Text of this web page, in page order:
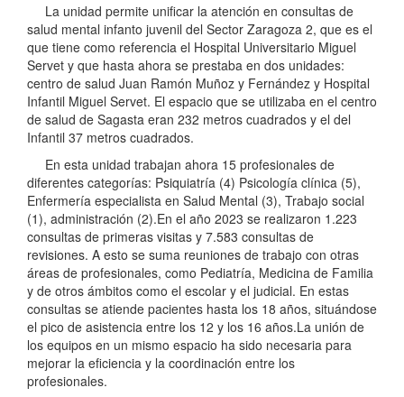
La unidad permite unificar la atención en consultas de
salud mental infanto juvenil del Sector Zaragoza 2, que es el
que tiene como referencia el Hospital Universitario Miguel
Servet y que hasta ahora se prestaba en dos unidades:
centro de salud Juan Ramón Muñoz y Fernández y Hospital
Infantil Miguel Servet. El espacio que se utilizaba en el centro
de salud de Sagasta eran 232 metros cuadrados y el del
Infantil 37 metros cuadrados.
En esta unidad trabajan ahora 15 profesionales de
diferentes categorías: Psiquiatría (4) Psicología clínica (5),
Enfermería especialista en Salud Mental (3), Trabajo social
(1), administración (2).En el año 2023 se realizaron 1.223
consultas de primeras visitas y 7.583 consultas de
revisiones. A esto se suma reuniones de trabajo con otras
áreas de profesionales, como Pediatría, Medicina de Familia
y de otros ámbitos como el escolar y el judicial. En estas
consultas se atiende pacientes hasta los 18 años, situándose
el pico de asistencia entre los 12 y los 16 años.La unión de
los equipos en un mismo espacio ha sido necesaria para
mejorar la eficiencia y la coordinación entre los
profesionales.